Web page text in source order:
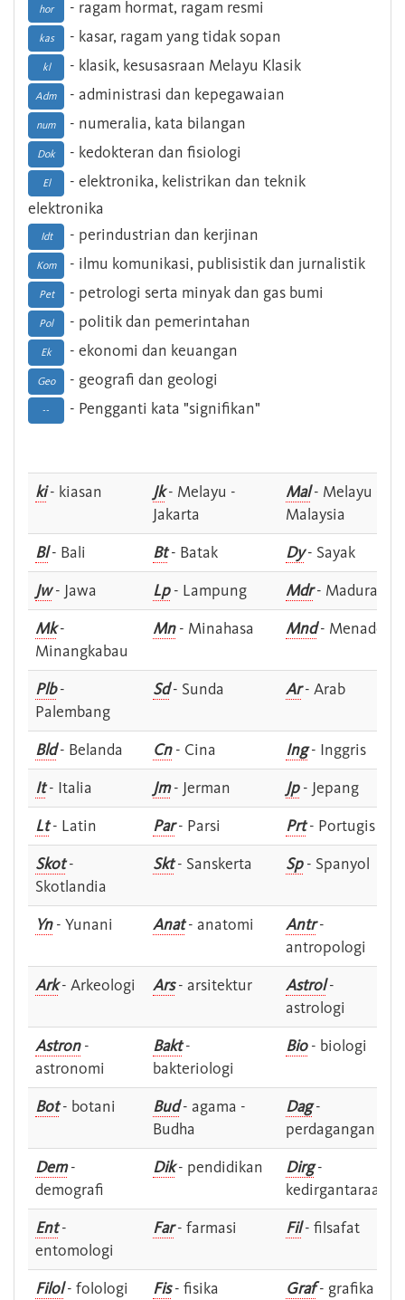
hor - ragam hormat, ragam resmi
kas - kasar, ragam yang tidak sopan
kl - klasik, kesusasraan Melayu Klasik
Adm - administrasi dan kepegawaian
num - numeralia, kata bilangan
Dok - kedokteran dan fisiologi
El
- elektronika, kelistrikan dan teknik
elektronika
Idt - perindustrian dan kerjinan
Kom - ilmu komunikasi, publisistik dan jurnalistik
Pet - petrologi serta minyak dan gas bumi
Pol - politik dan pemerintahan
Ek - ekonomi dan keuangan
Geo - geografi dan geologi
-- - Pengganti kata "signifikan"
ki- kiasan Jk- Melayu -
Jakarta
Mal- Melayu -
Malaysia
Bl- Bali Bt- Batak Dy- Sayak
Jw- Jawa Lp- Lampung Mdr- Madura
Mk-
Minangkabau
Mn- Minahasa Mnd- Menado
Plb-
Palembang
Sd- Sunda Ar- Arab
Bld- Belanda Cn- Cina Ing- Inggris
It- Italia Jm- Jerman Jp- Jepang
Lt- Latin Par- Parsi Prt- Portugis
Skot-
Skotlandia
Skt- Sanskerta Sp- Spanyol
Yn- Yunani Anat- anatomi Antr-
antropologi
Ark- Arkeologi Ars- arsitektur Astrol-
astrologi
Astron-
astronomi
Bakt-
bakteriologi
Bio- biologi
Bot- botani Bud- agama -
Budha
Dag-
perdagangan
Dem-
demografi
Dik- pendidikan Dirg-
kedirgantaraan
Ent-
entomologi
Far- farmasi Fil- filsafat
Filol- folologi Fis- fisika Graf- grafika